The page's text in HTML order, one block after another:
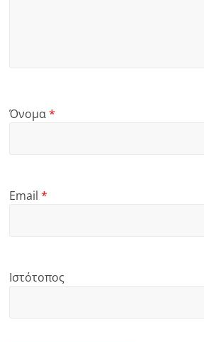
Όνομα*
Email*
Ιστότοπος